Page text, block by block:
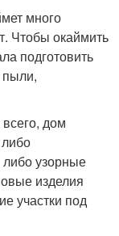
много
Чтобы окаймить
подготовить
пыли,
дом
узорные
изделия
участки под